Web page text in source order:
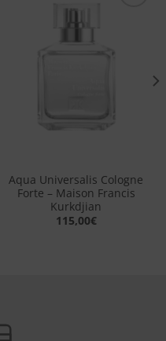
Aqua Universalis Cologne
Forte – Maison Francis
Kurkdjian
115,00€